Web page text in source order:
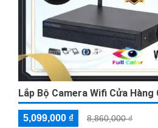
Lắp Bộ Camera Wifi Cửa
5,099,000 ₫ 8,860,000 ₫